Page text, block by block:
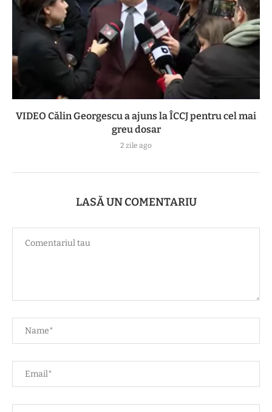
VIDEO Călin Georgescu a ajuns la ÎCCJ pentru cel mai
greu dosar
2 zile ago
LASĂ UN COMENTARIU